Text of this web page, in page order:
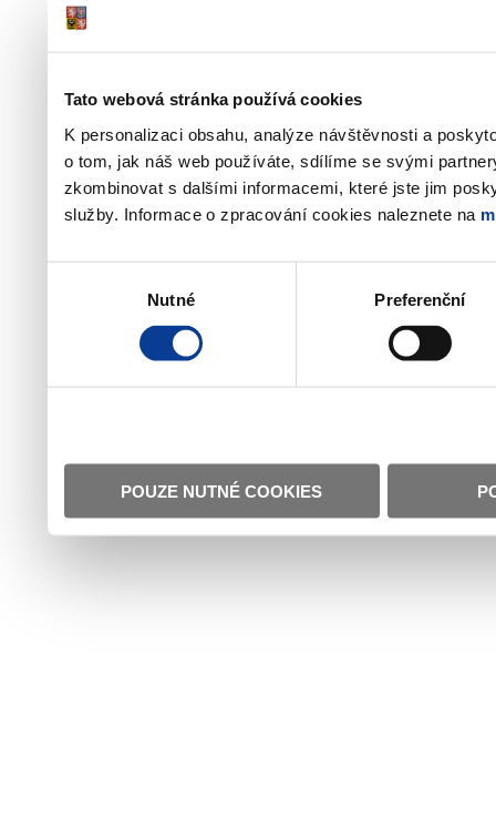
Tato webová stránka používá cookies
K personalizaci obsahu, analýze návštěvnosti a
o tom, jak náš web používáte, sdílíme se svými
zkombinovat s dalšími informacemi, které jste jim
služby. Informace o zpracování cookies naleznete na
Nutné Preferenční
POUZE NUTNÉ COOKIES